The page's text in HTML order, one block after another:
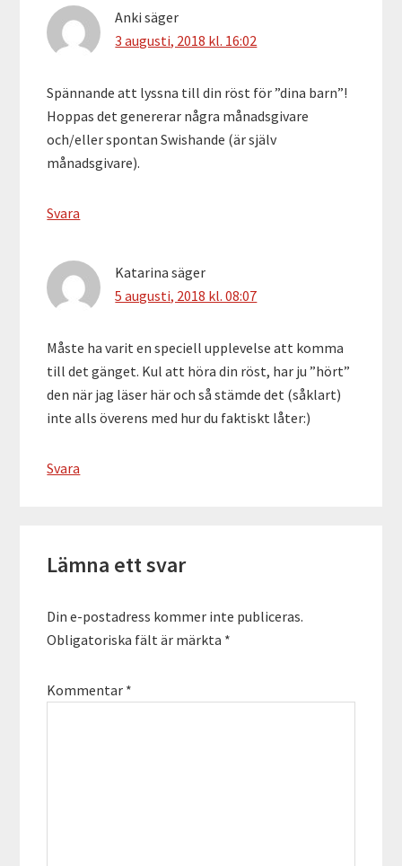
Anki säger
3 augusti, 2018 kl. 16:02
Spännande att lyssna till din röst för ”dina barn”!
Hoppas det genererar några månadsgivare
och/eller spontan Swishande (är själv
månadsgivare).
Svara
Katarina säger
5 augusti, 2018 kl. 08:07
Måste ha varit en speciell upplevelse att komma
till det gänget. Kul att höra din röst, har ju ”hört”
den när jag läser här och så stämde det (såklart)
inte alls överens med hur du faktiskt låter:)
Svara
Lämna ett svar
Din e-postadress kommer inte publiceras.
Obligatoriska fält är märkta *
Kommentar *